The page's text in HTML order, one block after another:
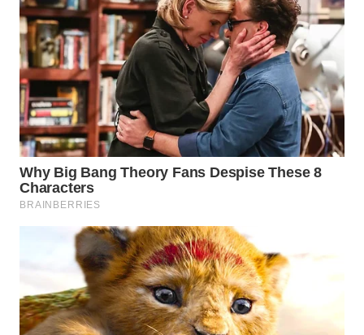
WN
SUMEDANG
WN
CIANJUR
WN
KEPULAUAN
SERIBU
TANGERANG
WN
BINJAI